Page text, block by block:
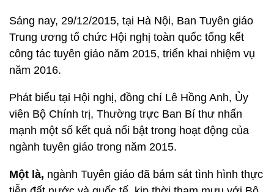
Sáng nay, 29/12/2015, tại Hà Nội, Ban Tuyên giáo
Trung ương tổ chức Hội nghị toàn quốc tổng kết
công tác tuyên giáo năm 2015, triển khai nhiệm vụ
năm 2016.
Phát biểu tại Hội nghị, đồng chí Lê Hồng Anh, Ủy
viên Bộ Chính trị, Thường trực Ban Bí thư nhấn
mạnh một số kết quả nổi bật trong hoạt động của
ngành tuyên giáo trong năm 2015.
Một là, ngành Tuyên giáo đã bám sát tình hình thực